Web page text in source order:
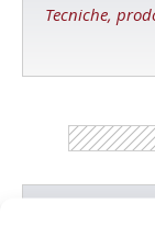
Tecniche,